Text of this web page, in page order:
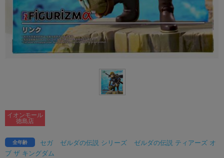
セガ ゼルダの伝説 シリーズ
ゼルダの伝説 ティアーズ オ
ブ ザ キングダム
全年齢
イオンモール
徳島店